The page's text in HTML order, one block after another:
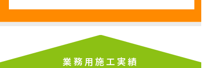
業務用施工実績